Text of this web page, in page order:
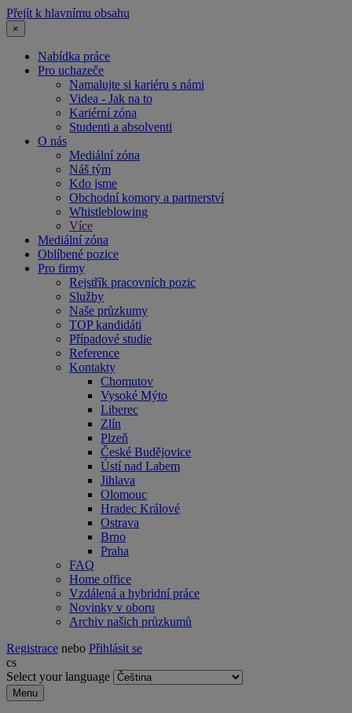
Přejít k hlavnímu obsahu
×
Nabídka práce
Pro uchazeče
Namalujte si kariéru s námi
Videa - Jak na to
Kariérní zóna
Studenti a absolventi
O nás
Mediální zóna
Náš tým
Kdo jsme
Obchodní komory a partnerství
Whistleblowing
Více
Mediální zóna
Oblíbené pozice
Pro firmy
Rejstřík pracovních pozic
Služby
Naše průzkumy
TOP kandidáti
Případové studie
Reference
Kontakty
Chomutov
Vysoké Mýto
Liberec
Zlín
Plzeň
České Budějovice
Ústí nad Labem
Jihlava
Olomouc
Hradec Králové
Ostrava
Brno
Praha
FAQ
Home office
Vzdálená a hybridní práce
Novinky v oboru
Archiv našich průzkumů
Registrace nebo Přihlásit se
cs
Select your language
Menu